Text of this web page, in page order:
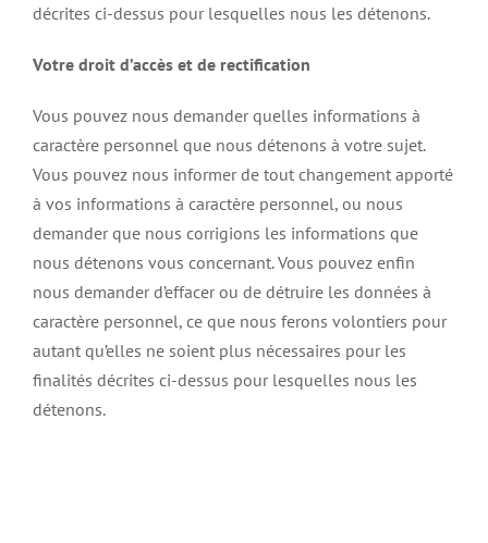
décrites ci-dessus pour lesquelles nous les détenons.
Votre droit d’accès et de rectification
Vous pouvez nous demander quelles informations à
caractère personnel que nous détenons à votre sujet.
Vous pouvez nous informer de tout changement apporté
à vos informations à caractère personnel, ou nous
demander que nous corrigions les informations que
nous détenons vous concernant. Vous pouvez enfin
nous demander d’effacer ou de détruire les données à
caractère personnel, ce que nous ferons volontiers pour
autant qu’elles ne soient plus nécessaires pour les
finalités décrites ci-dessus pour lesquelles nous les
détenons.